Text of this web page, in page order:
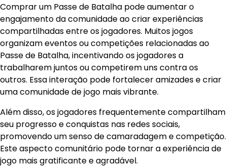
Comprar um Passe de Batalha pode aumentar o
engajamento da comunidade ao criar experiências
compartilhadas entre os jogadores. Muitos jogos
organizam eventos ou competições relacionadas ao
Passe de Batalha, incentivando os jogadores a
trabalharem juntos ou competirem uns contra os
outros. Essa interação pode fortalecer amizades e criar
uma comunidade de jogo mais vibrante.
Além disso, os jogadores frequentemente compartilham
seu progresso e conquistas nas redes sociais,
promovendo um senso de camaradagem e competição.
Este aspecto comunitário pode tornar a experiência de
jogo mais gratificante e agradável.